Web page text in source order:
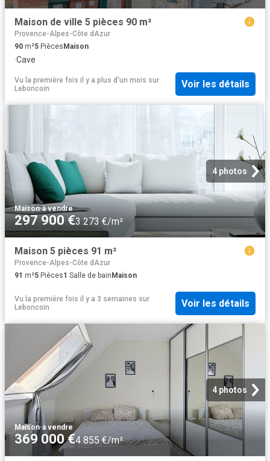
Maison de ville 5 pièces 90 m²
Provence-Alpes-Côte dAzur
90 m²5 Pièces Maison
·Cave
Vu la première fois il y a plus d'un mois sur
Leboncoin
Voir les détails
4 photos
Maison·à vendre
297 900 €3 273 €/m²
Maison 5 pièces 91 m²
Provence-Alpes-Côte dAzur
91 m²5 Pièces1 Salle de bainMaison
Vu la première fois il y a 3 semaines sur
Leboncoin
Voir les détails
4 photos
Maison·à vendre
369 000 €4 855 €/m²